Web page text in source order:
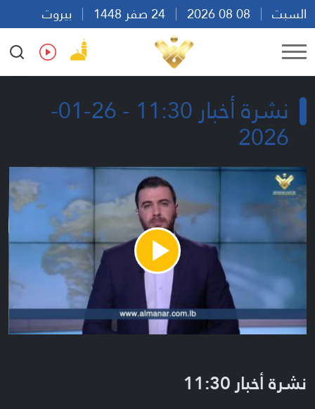
السبت
بيروت
14:49
Ar En Fr Es
نشرة أخبار 11:30 - 26-01-
2026
Play
Video
نشرة أخبار 11:30